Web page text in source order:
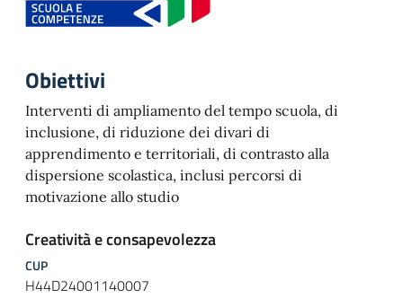
Obiettivi
Interventi di ampliamento del tempo scuola, di
inclusione, di riduzione dei divari di
apprendimento e territoriali, di contrasto alla
dispersione scolastica, inclusi percorsi di
motivazione allo studio
Creatività e consapevolezza
CUP
H44D24001140007